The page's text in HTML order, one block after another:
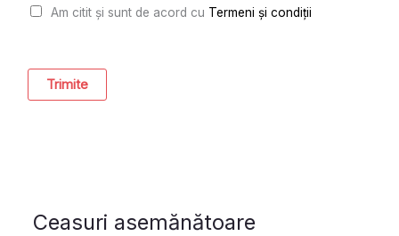
Am citit și sunt de acord cu Termeni și condiții
Trimite
Ceasuri asemănătoare